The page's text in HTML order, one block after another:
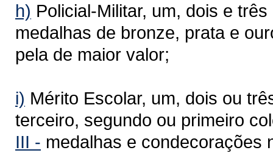
h) Policial-Militar, um, dois e
medalhas de bronze, prata e
pela de maior valor;
i) Mérito Escolar, um, dois ou
terceiro, segundo ou primeiro
III - medalhas e condecorações